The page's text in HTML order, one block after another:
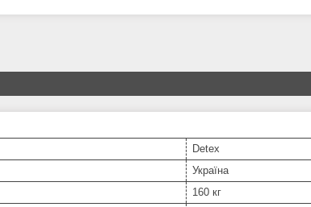
Detex
Україна
160 кг